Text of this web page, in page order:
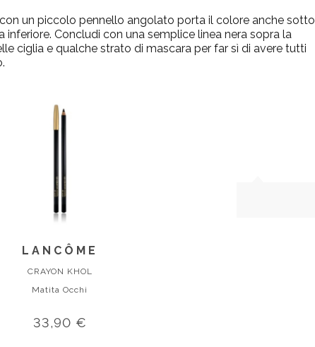
un piccolo pennello angolato porta il colore anche sotto
inferiore. Concludi con una semplice linea nera sopra la
ciglia e qualche strato di mascara per far sì di avere tutti
LANCÔME
CRAYON KHOL
Matita Occhi
33,90 €